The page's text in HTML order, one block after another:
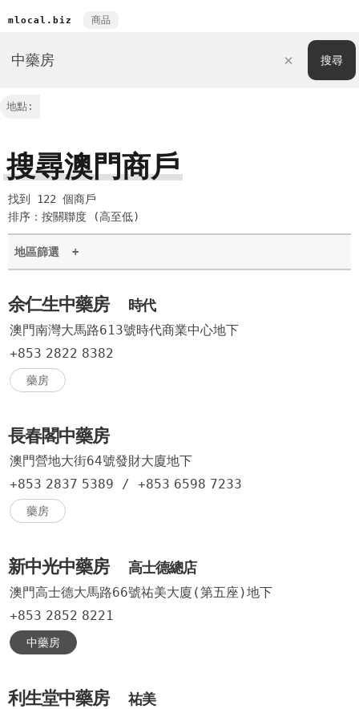
mlocal.biz 商品
地點:
搜尋澳門商戶
找到 122 個商戶
排序：按關聯度 (高至低)
地區篩選 +
余仁生中藥房 時代
澳門南灣大馬路613號時代商業中心地下
+853 2822 8382
藥房
長春閣中藥房
澳門營地大街64號發財大廈地下
+853 2837 5389 / +853 6598 7233
藥房
新中光中藥房 高士德總店
澳門高士德大馬路66號祐美大廈(第五座)地下
+853 2852 8221
中藥房
利生堂中藥房 祐美